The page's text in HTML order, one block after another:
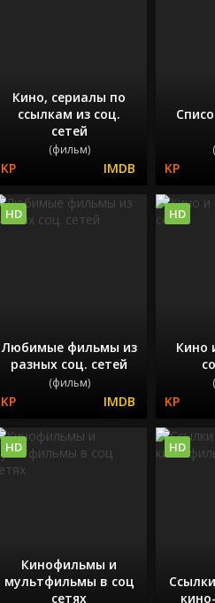
Кино, сериалы по
ссылкам из соц.
сетей
(фильм)
Любимые фильмы из
разных соц. сетей
(фильм)
HD
Кино
HD
Кинофильмы и
мультфильмы в соц
сетях
HD HD